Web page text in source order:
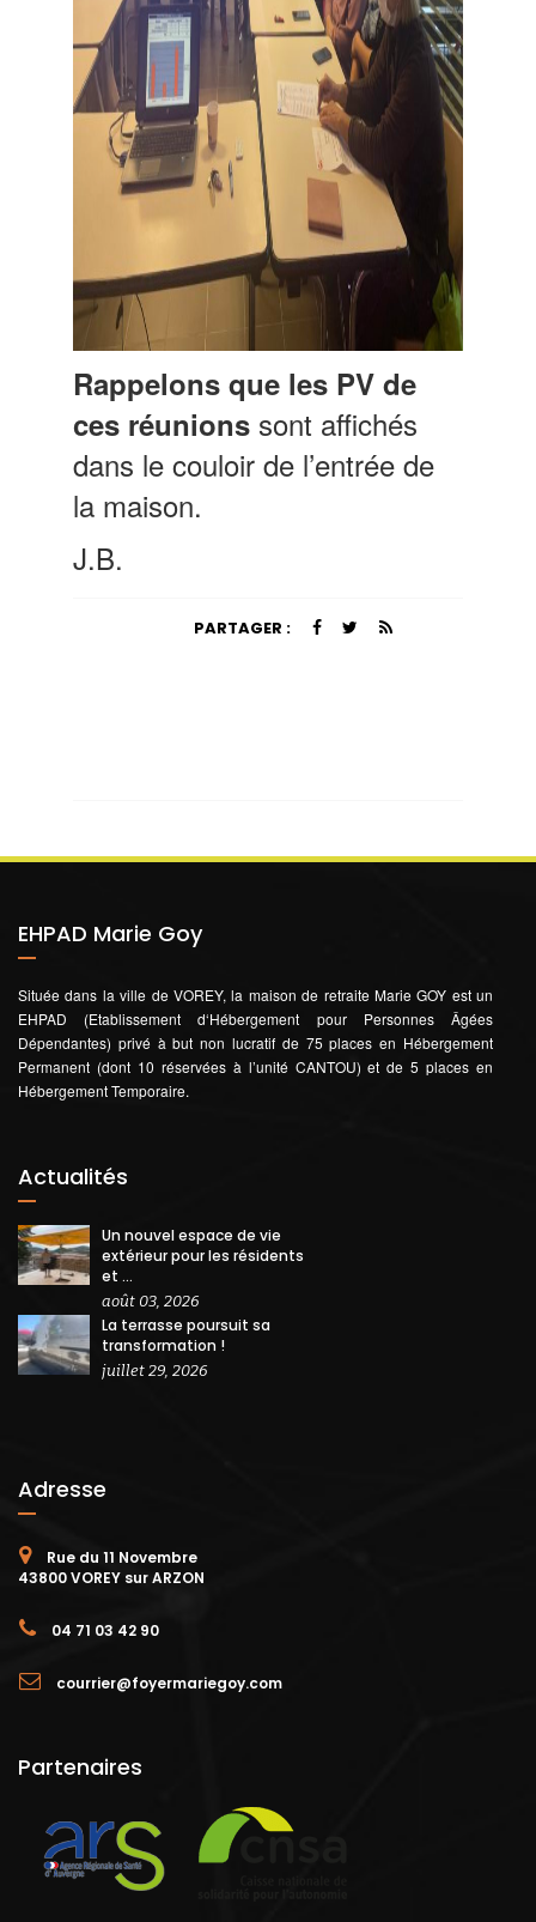
Rappelons que les PV de
ces réunions sont affichés
dans le couloir de l’entrée de
la maison.
J.B.
PARTAGER :
EHPAD Marie Goy
Située dans la ville de VOREY, la maison de retraite Marie GOY est un
EHPAD (Etablissement d‘Hébergement pour Personnes Âgées
Dépendantes) privé à but non lucratif de 75 places en Hébergement
Permanent (dont 10 réservées à l’unité CANTOU) et de 5 places en
Hébergement Temporaire.
Actualités
Un nouvel espace de vie
extérieur pour les résidents
et ...
août 03, 2026
La terrasse poursuit sa
transformation !
juillet 29, 2026
Adresse
Rue du 11 Novembre
43800 VOREY sur ARZON
04 71 03 42 90
courrier@foyermariegoy.com
Partenaires